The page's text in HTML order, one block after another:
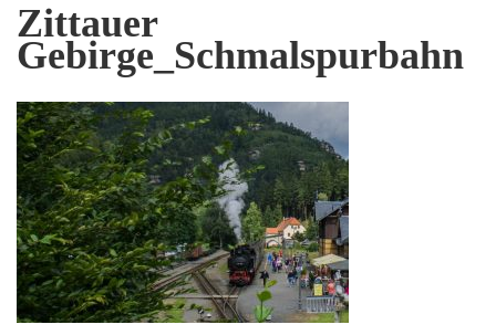
Zittauer
Gebirge_Schmalspurbahn